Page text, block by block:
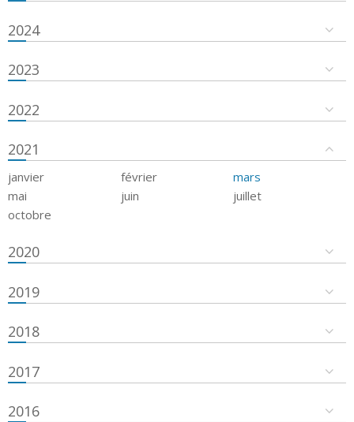
2024
2023
2022
2021
janvier février
mars
mai
juin
juillet
octobre
2020
2019
2018
2017
2016